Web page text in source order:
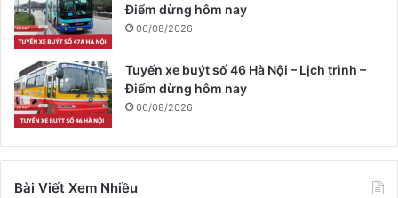
Điểm dừng hôm nay
06/08/2026
Tuyến xe buýt số 46 Hà Nội – Lịch trình –
Điểm dừng hôm nay
06/08/2026
Bài Viết Xem Nhiều